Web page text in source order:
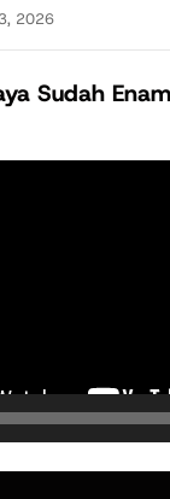
2026
Sudah